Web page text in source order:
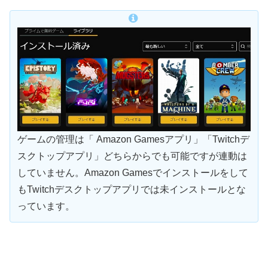
ゲームの管理は「 Amazon Gamesアプリ」「Twitchデ
スクトップアプリ」どちらからでも可能ですが連動は
していません。Amazon Gamesでインストールをして
もTwitchデスクトップアプリでは未インストールとな
っています。